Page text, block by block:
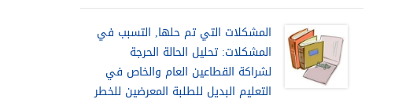
المشكلات التي تم حلها, التسبب في
المشكلات: تحليل الحالة الحرجة
لشراكة القطاعين العام والخاص في
التعليم البديل للطلبة المعرضين للخطر